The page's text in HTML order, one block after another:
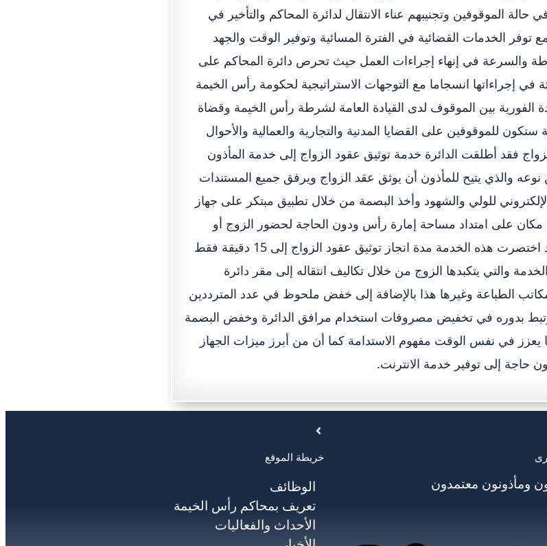
الموقوفين وتجنيبهم عناء الانتقال لدائرة المحاكم والتأخير في
الخدمات القضائية في الفترة المسائية وتوفير الوقت والجهد
والسرعة في إنهاء إجراءات العمل حيث تحرص دائرة المحاكم على
في إجراءاتها انسجاما مع التوجهات الاستراتيجية لحكومة رأس الخيمة
الفورية بين الموقوف لدى القيادة العامة لشرطة رأس الخيمة وقضاة
للموقوفين على القضايا المدنية والتجارية والعمالية والأحوال
فقد أطلقت الدائرة خدمة توثيق عقود الزواج إلى خدمة المأذون
والذي يتيح للمأذون أن يوثق عقد الزواج ويرفق جميع المستندات
للولي والشهود وأخذ البصمة من خلال تطبيق مبتكر على جهاز
على امتداد مساحة إمارة رأس ودون الحاجة لحضور الزوج أو
أقاربه لمقر دائرة المحاكم.وقد اختصرت هذه الخدمة مدة انجاز توثيق عقود الزواج إلى 15 دقيقة فقط
والتي يتكبدها الزوج من خلال تكاليف انتقاله إلى مقر دائرة
الطباعة وغيرها هذا بالإضافة إلى خفض ملحوظ في عدد المترددين
بدوره في تخفيض مصروفات استخدام مرافق الدائرة وخفض البصمة
يعزز في نفس الوقت مفهوم الاستدامة كما أن من أبرز ميزات الجهاز
حاجة إلى توفير خدمة الانترنت.
خريطة الموقع
الوظائف
تعريف بمحاكم رأس الخيمة
الأحداث والفعاليات
ومأذونون معتمدون